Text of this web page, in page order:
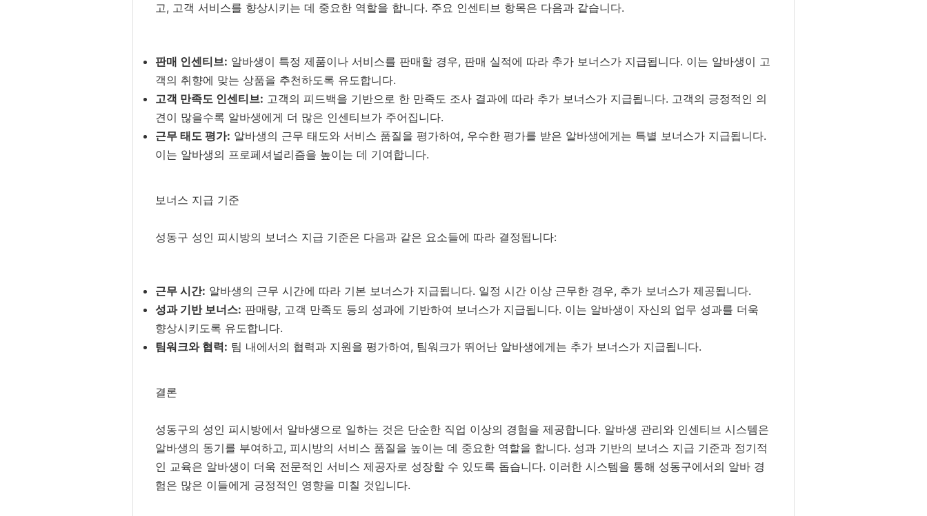
고, 고객 서비스를 향상시키는 데 중요한 역할을 합니다. 주요 인센티브 항목은 다음과 같습니다.
판매 인센티브: 알바생이 특정 제품이나 서비스를 판매할 경우, 판매 실적에 따라 추가 보너스가 지급됩니다. 이는 알바생이 고
객의 취향에 맞는 상품을 추천하도록 유도합니다.
고객 만족도 인센티브: 고객의 피드백을 기반으로 한 만족도 조사 결과에 따라 추가 보너스가 지급됩니다. 고객의 긍정적인 의
견이 많을수록 알바생에게 더 많은 인센티브가 주어집니다.
근무 태도 평가: 알바생의 근무 태도와 서비스 품질을 평가하여, 우수한 평가를 받은 알바생에게는 특별 보너스가 지급됩니다.
이는 알바생의 프로페셔널리즘을 높이는 데 기여합니다.
보너스 지급 기준
성동구 성인 피시방의 보너스 지급 기준은 다음과 같은 요소들에 따라 결정됩니다:
근무 시간: 알바생의 근무 시간에 따라 기본 보너스가 지급됩니다. 일정 시간 이상 근무한 경우, 추가 보너스가 제공됩니다.
성과 기반 보너스: 판매량, 고객 만족도 등의 성과에 기반하여 보너스가 지급됩니다. 이는 알바생이 자신의 업무 성과를 더욱
향상시키도록 유도합니다.
팀워크와 협력: 팀 내에서의 협력과 지원을 평가하여, 팀워크가 뛰어난 알바생에게는 추가 보너스가 지급됩니다.
결론
성동구의 성인 피시방에서 알바생으로 일하는 것은 단순한 직업 이상의 경험을 제공합니다. 알바생 관리와 인센티브 시스템은
알바생의 동기를 부여하고, 피시방의 서비스 품질을 높이는 데 중요한 역할을 합니다. 성과 기반의 보너스 지급 기준과 정기적
인 교육은 알바생이 더욱 전문적인 서비스 제공자로 성장할 수 있도록 돕습니다. 이러한 시스템을 통해 성동구에서의 알바 경
험은 많은 이들에게 긍정적인 영향을 미칠 것입니다.